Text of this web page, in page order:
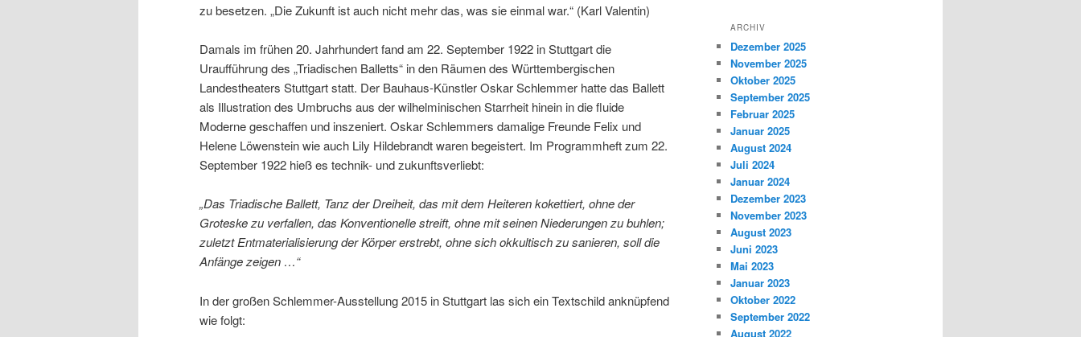
zu besetzen. „Die Zukunft ist auch nicht mehr das, was sie einmal war.“ (Karl Valentin)
Damals im frühen 20. Jahrhundert fand am 22. September 1922 in Stuttgart die
Uraufführung des „Triadischen Balletts“ in den Räumen des Württembergischen
Landestheaters Stuttgart statt. Der Bauhaus-Künstler Oskar Schlemmer hatte das Ballett
als Illustration des Umbruchs aus der wilhelminischen Starrheit hinein in die fluide
Moderne geschaffen und inszeniert. Oskar Schlemmers damalige Freunde Felix und
Helene Löwenstein wie auch Lily Hildebrandt waren begeistert. Im Programmheft zum 22.
September 1922 hieß es technik- und zukunftsverliebt:
„Das Triadische Ballett, Tanz der Dreiheit, das mit dem Heiteren kokettiert, ohne der
Groteske zu verfallen, das Konventionelle streift, ohne mit seinen Niederungen zu buhlen;
zuletzt Entmaterialisierung der Körper erstrebt, ohne sich okkultisch zu sanieren, soll die
Anfänge zeigen …“
In der großen Schlemmer-Ausstellung 2015 in Stuttgart las sich ein Textschild anknüpfend
wie folgt:
ARCHIV
Dezember 2025
November 2025
Oktober 2025
September 2025
Februar 2025
Januar 2025
August 2024
Juli 2024
Januar 2024
Dezember 2023
November 2023
August 2023
Juni 2023
Mai 2023
Januar 2023
Oktober 2022
September 2022
August 2022